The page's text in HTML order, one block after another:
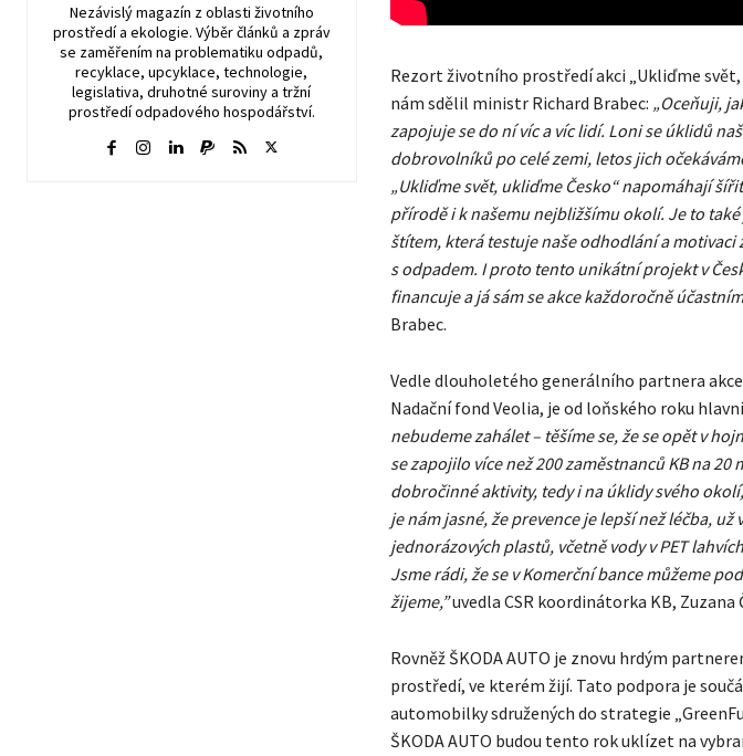
Nezávislý magazín z oblasti životního
prostředí a ekologie. Výběr článků a zpráv
se zaměřením na problematiku odpadů,
recyklace, upcyklace, technologie,
legislativa, druhotné suroviny a tržní
prostředí odpadového hospodářství.
Rezort životního prostředí akci „Ukliďme
nám sdělil ministr Richard Brabec: „Oceňuji,
zapojuje se do ní víc a víc lidí. Loni se úklidů
dobrovolníků po celé zemi, letos jich
„Ukliďme svět, ukliďme Česko“ napomáhají
přírodě i k našemu nejbližšímu okolí. Je to
štítem, která testuje naše odhodlání a
s odpadem. I proto tento unikátní projekt v
financuje a já sám se akce každoročně
Brabec.
Vedle dlouholetého generálního partnera
Nadační fond Veolia, je od loňského roku
nebudeme zahálet – těšíme se, že se opět v
se zapojilo více než 200 zaměstnanců KB na
dobročinné aktivity, tedy i na úklidy svého
je nám jasné, že prevence je lepší než léčba,
jednorázových plastů, včetně vody v PET
Jsme rádi, že se v Komerční bance můžeme
žijeme,”uvedla CSR koordinátorka KB, Zuzana
Rovněž ŠKODA AUTO je znovu hrdým
prostředí, ve kterém žijí. Tato podpora je
automobilky sdružených do strategie
ŠKODA AUTO budou tento rok uklízet na